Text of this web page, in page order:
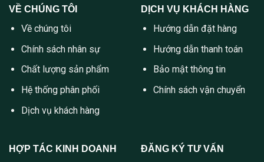
VỀ CHÚNG TÔI
Về chúng tôi
Chính sách nhân sự
Chất lượng sản phẩm
Hệ thống phân phối
Dịch vụ khách hàng
DỊCH VỤ KHÁCH HÀNG
Hướng dẫn đặt hàng
Hướng dẫn thanh toán
Bảo mật thông tin
Chính sách vận chuyển
HỢP TÁC KINH DOANH ĐĂNG KÝ TƯ VẤN